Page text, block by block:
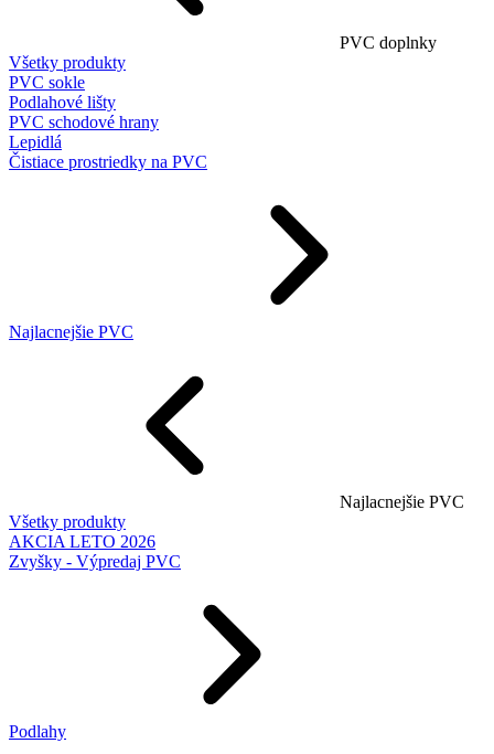
PVC doplnky
Všetky produkty
PVC sokle
Podlahové lišty
PVC schodové hrany
Lepidlá
Čistiace prostriedky na PVC
Najlacnejšie PVC
Najlacnejšie PVC
Všetky produkty
AKCIA LETO 2026
Zvyšky - Výpredaj PVC
Podlahy